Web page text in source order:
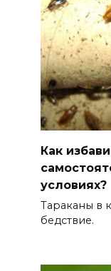
Как
условиях?
Тараканы в
бедствие.